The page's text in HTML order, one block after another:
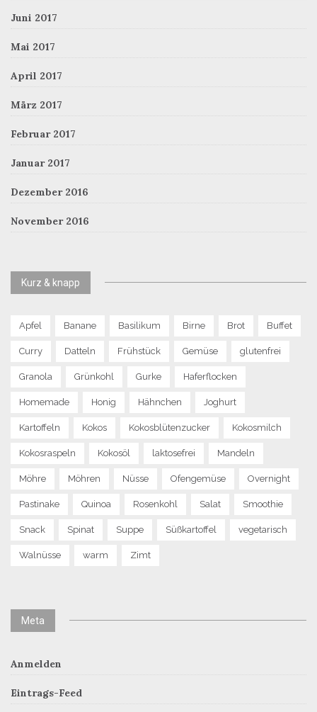
Juni 2017
Mai 2017
April 2017
März 2017
Februar 2017
Januar 2017
Dezember 2016
November 2016
Kurz & knapp
Apfel Banane Basilikum Birne Brot Buffet
Curry Datteln Frühstück Gemüse glutenfrei
Granola Grünkohl Gurke Haferflocken
Homemade Honig Hähnchen Joghurt
Kartoffeln Kokos Kokosblütenzucker Kokosmilch
Kokosraspeln Kokosöl laktosefrei Mandeln
Möhre Möhren Nüsse Ofengemüse Overnight
Pastinake Quinoa Rosenkohl Salat Smoothie
Snack Spinat Suppe Süßkartoffel vegetarisch
Walnüsse warm Zimt
Meta
Anmelden
Eintrags-Feed